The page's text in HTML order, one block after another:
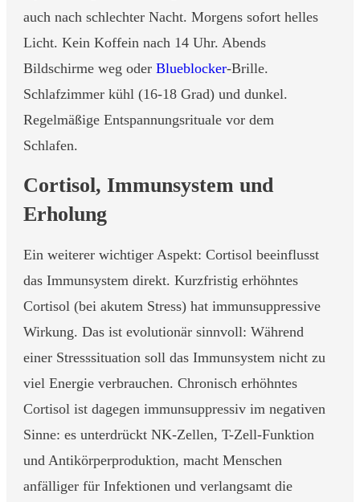
auch nach schlechter Nacht. Morgens sofort helles
Licht. Kein Koffein nach 14 Uhr. Abends
Bildschirme weg oder Blueblocker-Brille.
Schlafzimmer kühl (16-18 Grad) und dunkel.
Regelmäßige Entspannungsrituale vor dem
Schlafen.
Cortisol, Immunsystem und
Erholung
Ein weiterer wichtiger Aspekt: Cortisol beeinflusst
das Immunsystem direkt. Kurzfristig erhöhntes
Cortisol (bei akutem Stress) hat immunsuppressive
Wirkung. Das ist evolutionär sinnvoll: Während
einer Stresssituation soll das Immunsystem nicht zu
viel Energie verbrauchen. Chronisch erhöhntes
Cortisol ist dagegen immunsuppressiv im negativen
Sinne: es unterdrückt NK-Zellen, T-Zell-Funktion
und Antikörperproduktion, macht Menschen
anfälliger für Infektionen und verlangsamt die